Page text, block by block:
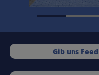
Gib uns